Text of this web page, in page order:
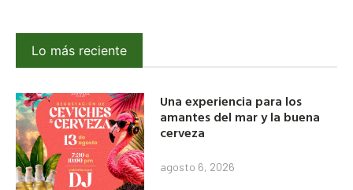
Lo más reciente
Una experiencia para los
amantes del mar y la buena
cerveza
agosto 6, 2026